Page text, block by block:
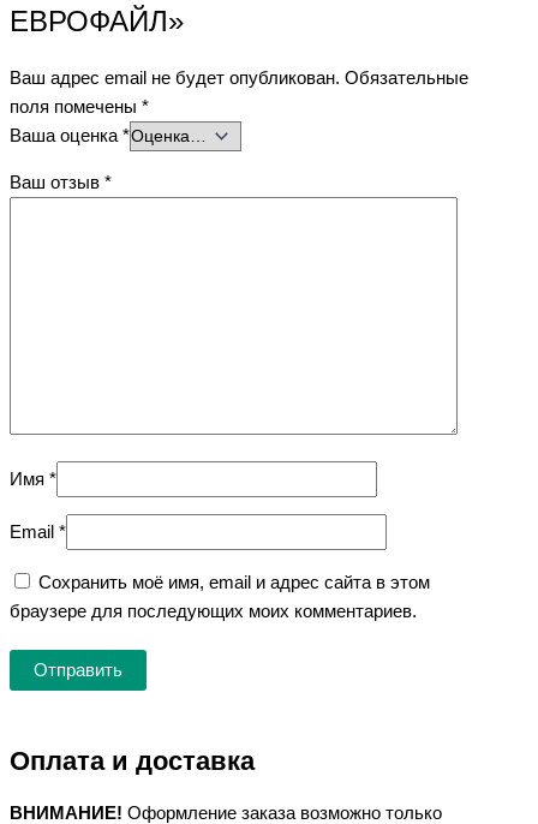
ЕВРОФАЙЛ»
Ваш адрес email не будет опубликован. Обязательные
поля помечены *
Ваша оценка *
Ваш отзыв *
Имя *
Email *
Сохранить моё имя, email и адрес сайта в этом
браузере для последующих моих комментариев.
Оплата и доставка
ВНИМАНИЕ! Оформление заказа возможно только